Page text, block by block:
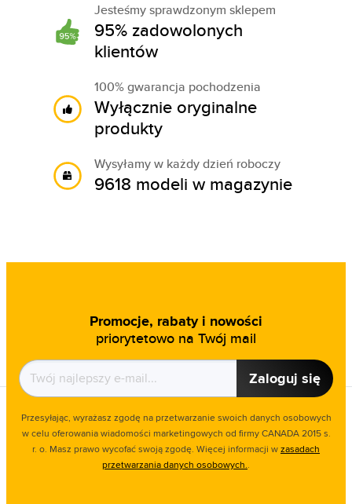
Jesteśmy sprawdzonym sklepem
95% zadowolonych
klientów
100% gwarancja pochodzenia
Wyłącznie oryginalne
produkty
Wysyłamy w każdy dzień roboczy
9618 modeli w magazynie
Promocje, rabaty i nowości
priorytetowo na Twój mail
Zaloguj się
Przesyłając, wyrażasz zgodę na przetwarzanie swoich danych osobowych
w celu oferowania wiadomości marketingowych od firmy CANADA 2015 s.
r. o. Masz prawo wycofać swoją zgodę. Więcej informacji wzasadach
przetwarzania danych osobowych..